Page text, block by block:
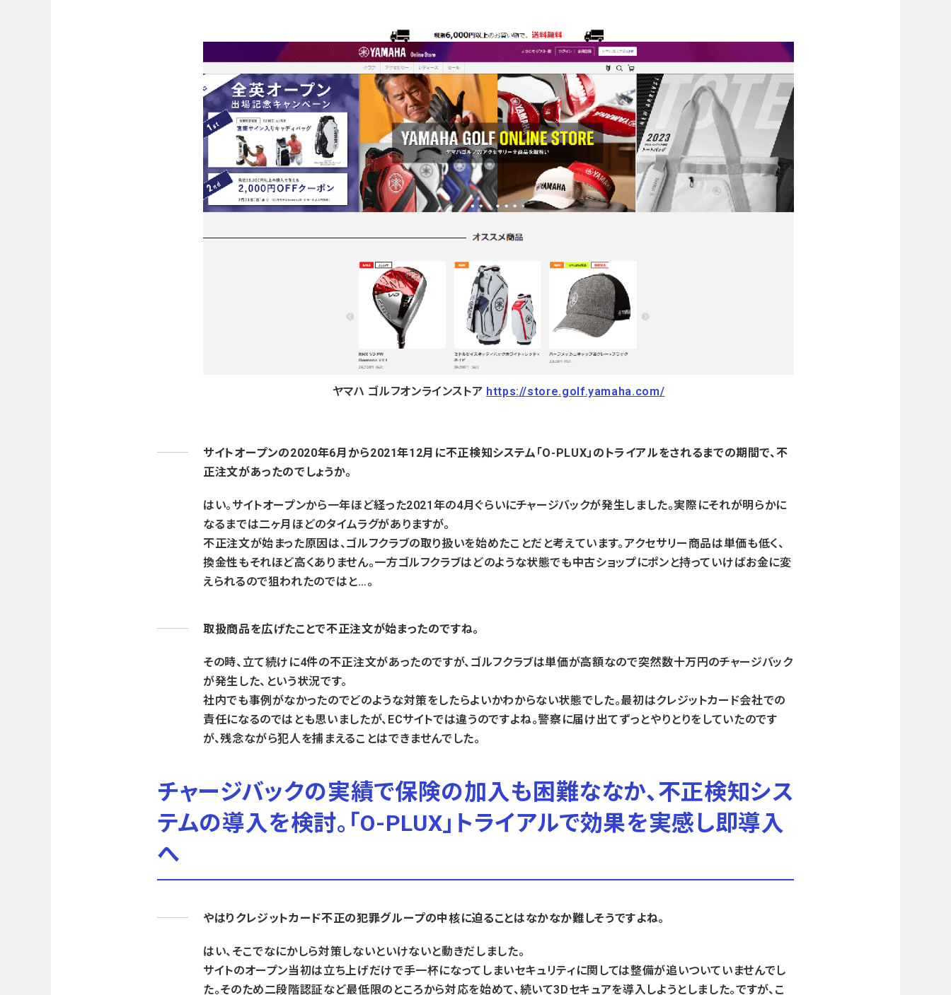
ヤマハ ゴルフオンラインストア https://store.golf.yamaha.com/
サイトオープンの2020年6月から2021年12月に不正検知システム「O-PLUX」のトライアルをされるまでの期間で、不
正注文があったのでしょうか。
はい。サイトオープンから一年ほど経った2021年の4月ぐらいにチャージバックが発生しました。実際にそれが明らかに
なるまでは二ヶ月ほどのタイムラグがありますが。
不正注文が始まった原因は、ゴルフクラブの取り扱いを始めたことだと考えています。アクセサリー商品は単価も低く、
換金性もそれほど高くありません。一方ゴルフクラブはどのような状態でも中古ショップにポンと持っていけばお金に変
えられるので狙われたのではと…。
取扱商品を広げたことで不正注文が始まったのですね。
その時、立て続けに4件の不正注文があったのですが、ゴルフクラブは単価が高額なので突然数十万円のチャージバック
が発生した、という状況です。
社内でも事例がなかったのでどのような対策をしたらよいかわからない状態でした。最初はクレジットカード会社での
責任になるのではとも思いましたが、ECサイトでは違うのですよね。警察に届け出てずっとやりとりをしていたのです
が、残念ながら犯人を捕まえることはできませんでした。
チャージバックの実績で保険の加入も困難ななか、不正検知シス
テムの導入を検討。「O-PLUX」トライアルで効果を実感し即導入
へ
やはりクレジットカード不正の犯罪グループの中核に迫ることはなかなか難しそうですよね。
はい、そこでなにかしら対策しないといけないと動きだしました。
サイトのオープン当初は立ち上げだけで手一杯になってしまいセキュリティに関しては整備が追いついていませんでし
た。そのため二段階認証など最低限のところから対応を始めて、続いて3Dセキュアを導入しようとしました。ですが、こ